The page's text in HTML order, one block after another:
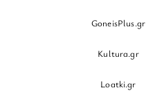
GoneisPlus.gr
Kultura.gr
Loatki.gr